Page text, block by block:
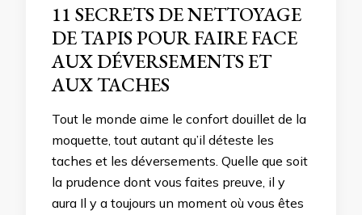
11 SECRETS DE NETTOYAGE
DE TAPIS POUR FAIRE FACE
AUX DÉVERSEMENTS ET
AUX TACHES
Tout le monde aime le confort douillet de la
moquette, tout autant qu’il déteste les
taches et les déversements. Quelle que soit
la prudence dont vous faites preuve, il y
aura Il y a toujours un moment où vous êtes